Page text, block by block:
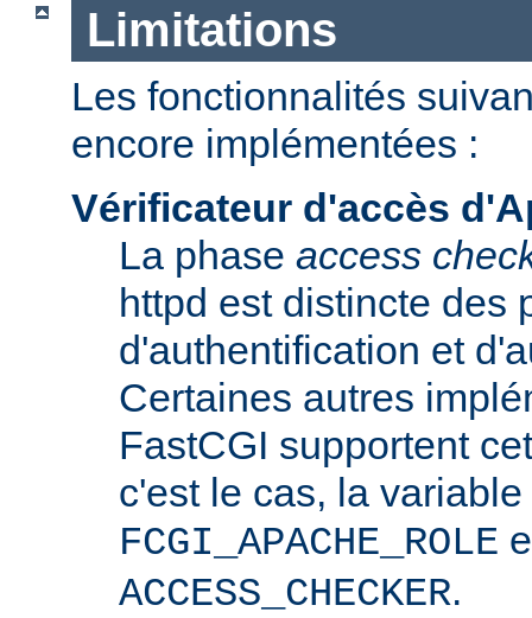
Limitations
Les fonctionnalités
encore implémentées :
Vérificateur d'accès
La phase access
httpd est distincte des
d'authentification et
Certaines autres
FastCGI supportent
c'est le cas, la variable
FCGI_APACHE_ROLE
ACCESS_CHECKER.